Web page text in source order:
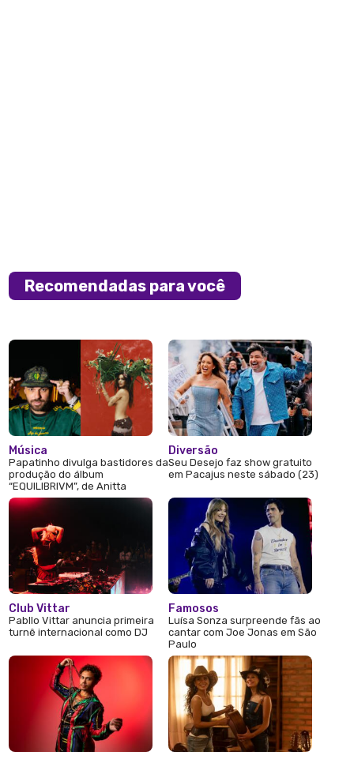
Recomendadas para você
Música
Papatinho divulga bastidores da
produção do álbum
“EQUILIBRIVM”, de Anitta
Club Vittar
Pabllo Vittar anuncia primeira
turnê internacional como DJ
Diversão
Seu Desejo faz show gratuito
em Pacajus neste sábado (23)
Famosos
Luísa Sonza surpreende fãs ao
cantar com Joe Jonas em São
Paulo